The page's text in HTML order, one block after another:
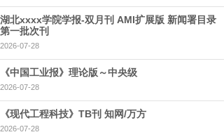
湖北xxxx学院学报-双月刊 AMI扩展版 新闻署目录
第一批次刊
2026-07-28
《中国工业报》理论版～中央级
2026-07-28
《现代工程科技》TB刊 知网/万方
2026-07-28